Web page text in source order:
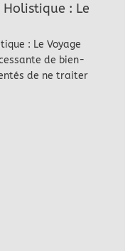
: Le
: Le Voyage
de bien-
de ne traiter